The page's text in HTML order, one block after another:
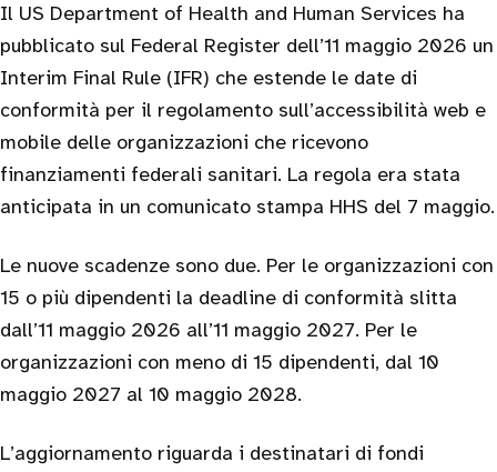
Il US Department of Health and Human Services ha
pubblicato sul Federal Register dell’11 maggio 2026 un
Interim Final Rule (IFR) che estende le date di
conformità per il regolamento sull’accessibilità web e
mobile delle organizzazioni che ricevono
finanziamenti federali sanitari. La regola era stata
anticipata in un comunicato stampa HHS del 7 maggio.
Le nuove scadenze sono due. Per le organizzazioni con
15 o più dipendenti la deadline di conformità slitta
dall’11 maggio 2026 all’11 maggio 2027. Per le
organizzazioni con meno di 15 dipendenti, dal 10
maggio 2027 al 10 maggio 2028.
L’aggiornamento riguarda i destinatari di fondi